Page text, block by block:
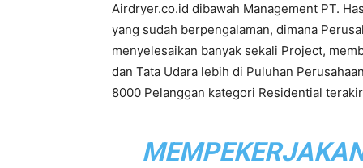
Prakarsa
Cipta
Airdryer.co.id dibawah Management PT.
yang sudah berpengalaman, dimana
menyelesaikan banyak sekali Project,
dan Tata Udara lebih di Puluhan
8000 Pelanggan kategori Residential